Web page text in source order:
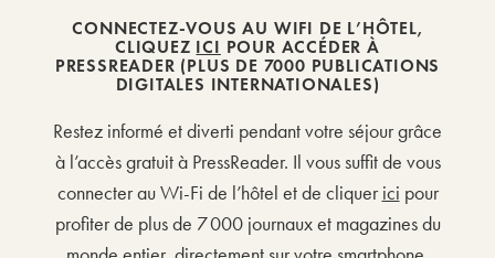
CONNECTEZ-VOUS AU WIFI DE L’HÔTEL,
CLIQUEZ ICI POUR ACCÉDER À
PRESSREADER (PLUS DE 7000 PUBLICATIONS
DIGITALES INTERNATIONALES)
Restez informé et diverti pendant votre séjour grâce
à l’accès gratuit à PressReader. Il vous suffit de vous
connecter au Wi-Fi de l’hôtel et de cliquerici pour
profiter de plus de 7 000 journaux et magazines du